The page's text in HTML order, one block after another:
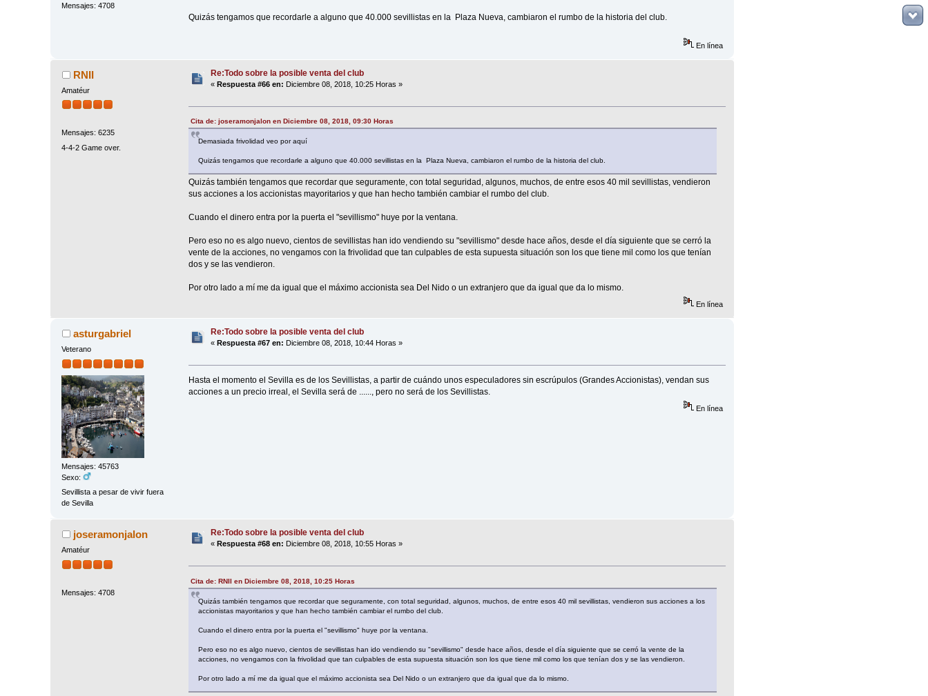
Mensajes: 4708
Quizás tengamos que recordarle a alguno que 40.000 sevillistas en la Plaza Nueva, cambiaron el rumbo de la historia del club.
En línea
RNII
Amatéur
Mensajes: 6235
4-4-2 Game over.
Re:Todo sobre la posible venta del club
«Respuesta #66 en: Diciembre 08, 2018, 10:25 Horas »
Cita de: joseramonjalon en Diciembre 08, 2018, 09:30 Horas
Demasiada frivolidad veo por aquí
Quizás tengamos que recordarle a alguno que 40.000 sevillistas en la Plaza Nueva, cambiaron el rumbo de la historia del club.
Quizás también tengamos que recordar que seguramente, con total seguridad, algunos, muchos, de entre esos 40 mil sevillistas, vendieron
sus acciones a los accionistas mayoritarios y que han hecho también cambiar el rumbo del club.
Cuando el dinero entra por la puerta el "sevillismo" huye por la ventana.
Pero eso no es algo nuevo, cientos de sevillistas han ido vendiendo su "sevillismo" desde hace años, desde el día siguiente que se cerró la
vente de la acciones, no vengamos con la frivolidad que tan culpables de esta supuesta situación son los que tiene mil como los que tenían
dos y se las vendieron.
Por otro lado a mí me da igual que el máximo accionista sea Del Nido o un extranjero que da igual que da lo mismo.
En línea
asturgabriel
Veterano
Mensajes: 45763
Sexo:
Sevillista a pesar de vivir fuera
de Sevilla
Re:Todo sobre la posible venta del club
« Respuesta #67 en: Diciembre 08, 2018, 10:44 Horas »
Hasta el momento el Sevilla es de los Sevillistas, a partir de cuándo unos especuladores sin escrúpulos (Grandes Accionistas), vendan sus
acciones a un precio irreal, el Sevilla será de ......, pero no será de los Sevillistas.
En línea
joseramonjalon
Amatéur
Mensajes: 4708
Re:Todo sobre la posible venta del club
« Respuesta #68 en: Diciembre 08, 2018, 10:55 Horas »
Cita de: RNII en Diciembre 08, 2018, 10:25 Horas
Quizás también tengamos que recordar que seguramente, con total seguridad, algunos, muchos, de entre esos 40 mil sevillistas, vendieron sus acciones a los
accionistas mayoritarios y que han hecho también cambiar el rumbo del club.
Cuando el dinero entra por la puerta el "sevillismo" huye por la ventana.
Pero eso no es algo nuevo, cientos de sevillistas han ido vendiendo su "sevillismo" desde hace años, desde el día siguiente que se cerró la vente de la
acciones, no vengamos con la frivolidad que tan culpables de esta supuesta situación son los que tiene mil como los que tenían dos y se las vendieron.
Por otro lado a mí me da igual que el máximo accionista sea Del Nido o un extranjero que da igual que da lo mismo.